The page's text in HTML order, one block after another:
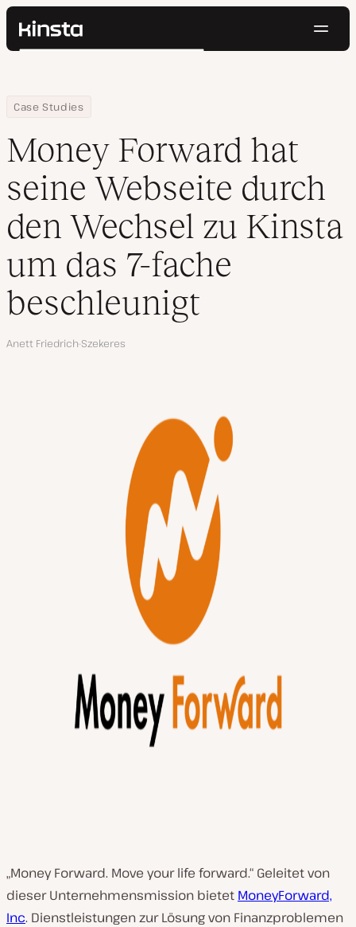
Kinsta®
Preise
Kontakt
Suchen
Home
Firma
Case Studies
Money Forward hat seine Webseite durch den Wechsel zu
Money Forward hat
seine Webseite durch
den Wechsel zu Kinsta
um das 7-fache
beschleunigt
Autor
Anett Friedrich-Szekeres
„Money Forward. Move your life forward.“ Geleitet von
dieser Unternehmensmission bietet MoneyForward,
Inc. Dienstleistungen zur Lösung von Finanzproblemen